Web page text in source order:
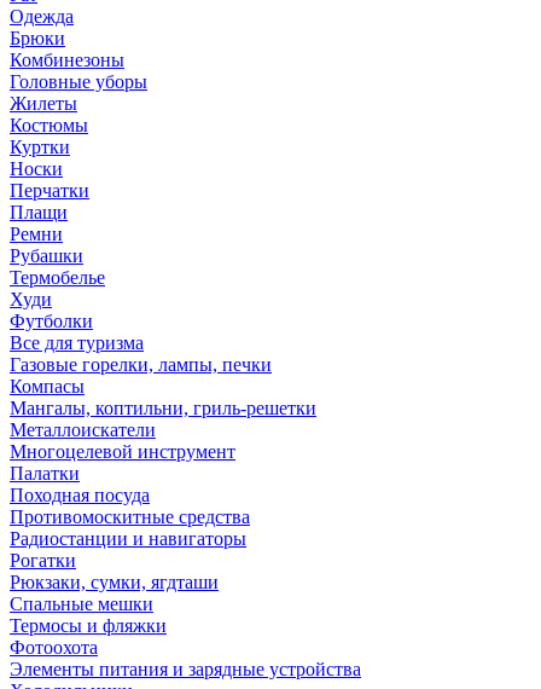
Одежда
Брюки
Комбинезоны
Головные уборы
Жилеты
Костюмы
Куртки
Носки
Перчатки
Плащи
Ремни
Рубашки
Термобелье
Худи
Футболки
Все для туризма
Газовые горелки, лампы, печки
Компасы
Мангалы, коптильни, гриль-решетки
Металлоискатели
Многоцелевой инструмент
Палатки
Походная посуда
Противомоскитные средства
Радиостанции и навигаторы
Рогатки
Рюкзаки, сумки, ягдташи
Спальные мешки
Термосы и фляжки
Фотоохота
Элементы питания и зарядные устройства